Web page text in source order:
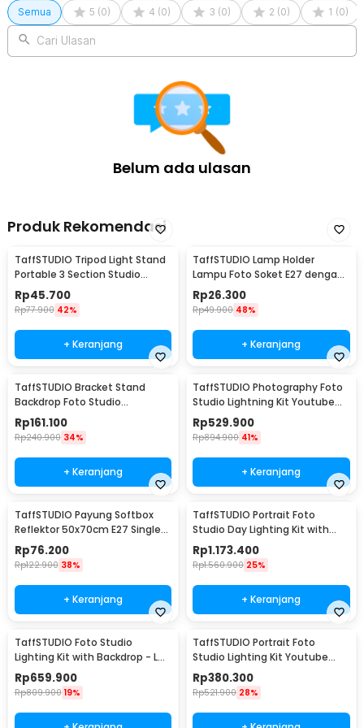
Semua 5 (0) 4 (0) 3 (0) 2 (0) 1 (0)
Cari Ulasan
Belum ada ulasan
Produk Rekomendasi
TaffSTUDIO Tripod Light Stand
Portable 3 Section Studio
Lighting 2M - SN303
Rp45.700
Rp77.900 42%
+ Keranjang
TaffSTUDIO Lamp Holder
Lampu Foto Soket E27 dengan
Dudukan Payung Kabel 1.6M -
HQ-DZ001
Rp26.300
Rp49.900 48%
+ Keranjang
TaffSTUDIO Bracket Stand
Backdrop Foto Studio
190x300cm - BS-300
Rp161.100
Rp240.900 34%
+ Keranjang
TaffSTUDIO Photography Foto
Studio Lightning Kit Youtube
Vlog - D-HZ7
Rp529.900
Rp894.900 41%
+ Keranjang
TaffSTUDIO Payung Softbox
Reflektor 50x70cm E27 Single
Socket - CL-RT50
Rp76.200
Rp122.900 38%
+ Keranjang
TaffSTUDIO Portrait Foto
Studio Day Lighting Kit with
Backdrop - LD-TZ25
Rp1.173.400
Rp1.560.900 25%
+ Keranjang
TaffSTUDIO Foto Studio
Lighting Kit with Backdrop - LD-
TZ11A
Rp659.900
Rp809.900 19%
TaffSTUDIO Portrait Foto
Studio Lighting Kit Youtube
Vlog - LD-TZ07A
Rp380.300
Rp521.900 28%